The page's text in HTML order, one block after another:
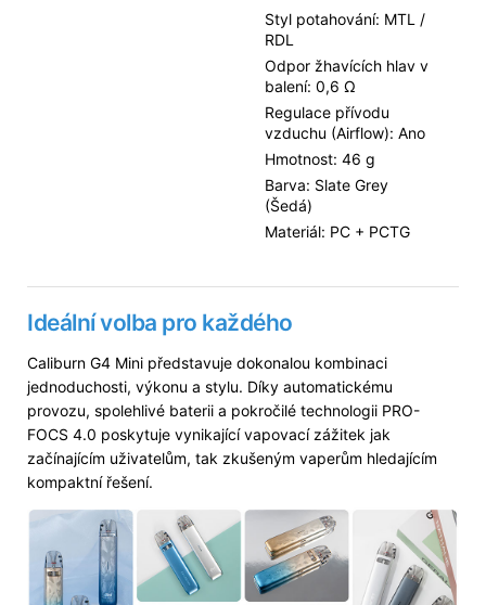
Styl potahování: MTL /
RDL
Odpor žhavících hlav v
balení: 0,6 Ω
Regulace přívodu
vzduchu (Airflow): Ano
Hmotnost: 46 g
Barva: Slate Grey
(Šedá)
Materiál: PC + PCTG
Ideální volba pro každého
Caliburn G4 Mini představuje dokonalou kombinaci
jednoduchosti, výkonu a stylu. Díky automatickému
provozu, spolehlivé baterii a pokročilé technologii PRO-
FOCS 4.0 poskytuje vynikající vapovací zážitek jak
začínajícím uživatelům, tak zkušeným vaperům hledajícím
kompaktní řešení.